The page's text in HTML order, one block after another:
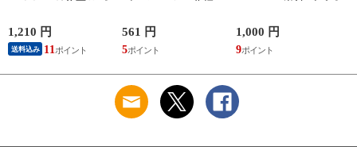
1,210 円
送料込み 11
GI-46411 作業着 作業
服 春夏
561 円
5
春夏
1,000 円
9